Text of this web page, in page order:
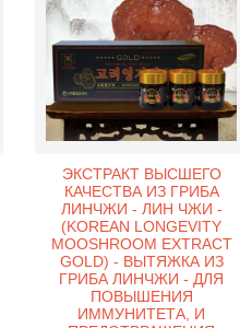
ЭКСТРАКТ ВЫСШЕГО
КАЧЕСТВА ИЗ ГРИБА
ЛИНЧЖИ - ЛИН ЧЖИ -
(KOREAN LONGEVITY
MOOSHROOM EXTRACT
GOLD) - ВЫТЯЖКА ИЗ
ГРИБА ЛИНЧЖИ - ДЛЯ
ПОВЫШЕНИЯ
ИММУНИТЕТА, И